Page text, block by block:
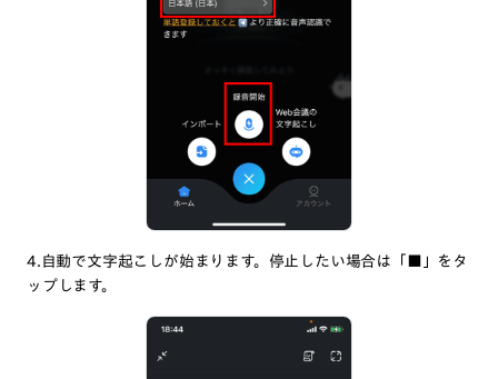
4.自動で文字起こしが始まります。停止したい場合は「■」をタ
ップします。